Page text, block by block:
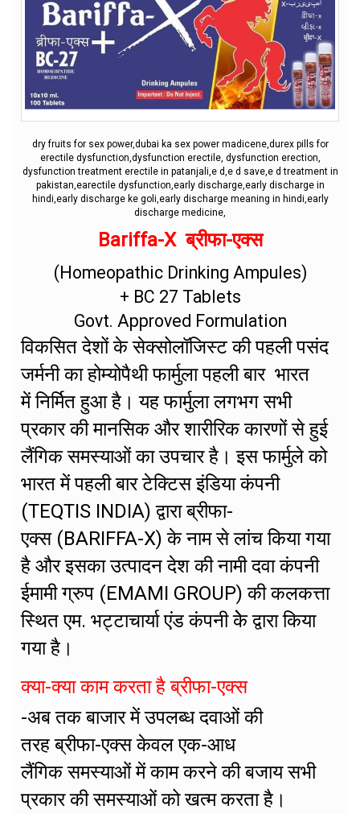
dry fruits for sex power,dubai ka sex power madicene,durex pills for
erectile dysfunction,dysfunction erectile, dysfunction erection,
dysfunction treatment erectile in patanjali,e d,e d save,e d treatment in
pakistan,earectile dysfunction,early discharge,early discharge in
hindi,early discharge ke goli,early discharge meaning in hindi,early
discharge medicine,
Bariffa-X ब्रीफा-एक्स
(Homeopathic Drinking Ampules)
+ BC 27 Tablets
Govt. Approved Formulation
विकसित देशों के सेक्सोलॉजिस्ट की पहली पसंद
जर्मनी का होम्योपैथी फार्मुला पहली बार भारत
में निर्मित हुआ है। यह फार्मुला लगभग सभी
प्रकार की मानसिक और शारीरिक कारणों से हुई
लैंगिक समस्याओं का उपचार है। इस फार्मुले को
भारत में पहली बार टेक्टिस इंडिया कंपनी
(TEQTIS INDIA) द्वारा ब्रीफा-
एक्स (BARIFFA-X) के नाम से लांच किया गया
है और इसका उत्पादन देश की नामी दवा कंपनी
ईमामी ग्रुप (EMAMI GROUP) की कलकत्ता
स्थित एम. भट्टाचार्या एंड कंपनी केे द्वारा किया
गया है।
क्या-क्या काम करता है ब्रीफा-एक्स
-अब तक बाजार में उपलब्ध दवाओं की
तरह ब्रीफा-एक्स केवल एक-आध
लैंगिक समस्याओं में काम करने की बजाय सभी
प्रकार की समस्याओं को खत्म करता है।